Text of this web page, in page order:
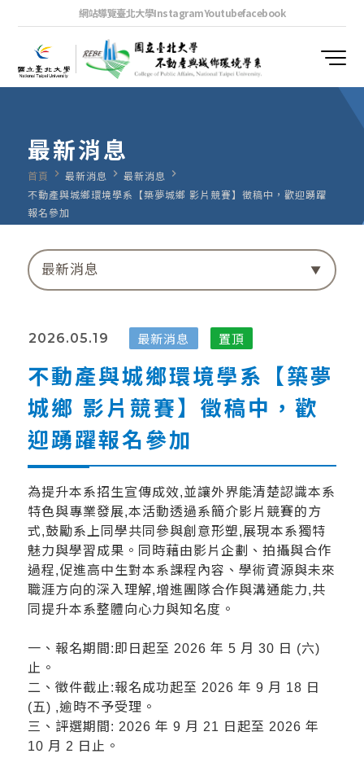
網站導覽臺北大學InstagramYoutubefacebook
最新消息
首頁 navigate_next 最新消息 navigate_next 最新消息 navigate_next
不動產與城鄉環境學系【築夢城鄉 影片競賽】徵稿中，歡迎踴躍
報名參加
最新消息
2026.05.19 最新消息 置頂
不動產與城鄉環境學系【築夢
城鄉 影片競賽】徵稿中，歡
迎踴躍報名參加
為提升本系招生宣傳成效,並讓外界能清楚認識本系
特色與專業發展,本活動透過系簡介影片競賽的方
式,鼓勵系上同學共同參與創意形塑,展現本系獨特
魅力與學習成果。同時藉由影片企劃、拍攝與合作
過程,促進高中生對本系課程內容、學術資源與未來
職涯方向的深入理解,增進團隊合作與溝通能力,共
同提升本系整體向心力與知名度。
一、報名期間:即日起至 2026 年 5 月 30 日 (六)
止。
二、徵件截止:報名成功起至 2026 年 9 月 18 日
(五) ,逾時不予受理。
三、評選期間: 2026 年 9 月 21 日起至 2026 年
10 月 2 日止。